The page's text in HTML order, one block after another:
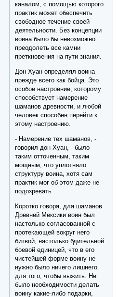
каналом, с помощью которого
практик может обеспечить
свободное течение своей
деятельности. Без концепции
воина было бы невозможно
преодолеть все камни
преткновения на пути знания.
Дон Хуан определял воина
прежде всего как бойца. Это
особое настроение, которому
способствует намерение
шаманов древности, и любой
человек способен перейти к
этому настроению.
- Намерение тех шаманов, -
говорил дон Хуан, - было
таким отточенным, таким
мощным, что уплотняло
структуру воина, хотя сам
практик мог об этом даже не
подозревать.
Коротко говоря, для шаманов
Древней Мексики воин был
настолько согласованной с
протекающей вокруг него
битвой, настолько бдительной
боевой единицей, что в его
чистейшей форме воину не
нужно было ничего лишнего
для того, чтобы выжить. Не
было необходимости делать
воину какие-либо подарки,